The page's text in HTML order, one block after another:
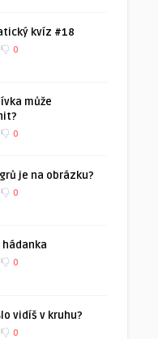
kvíz #18
0
může
0
je na obrázku?
0
hádanka
0
vidíš v kruhu?
0